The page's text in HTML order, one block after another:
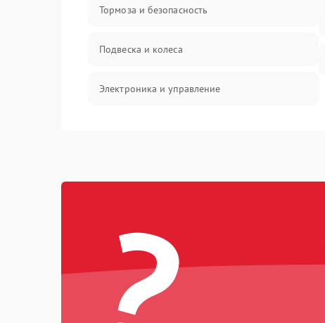
Тормоза и безопасность
Подвеска и колеса
Электроника и управление
Батарея
Механические повреждения